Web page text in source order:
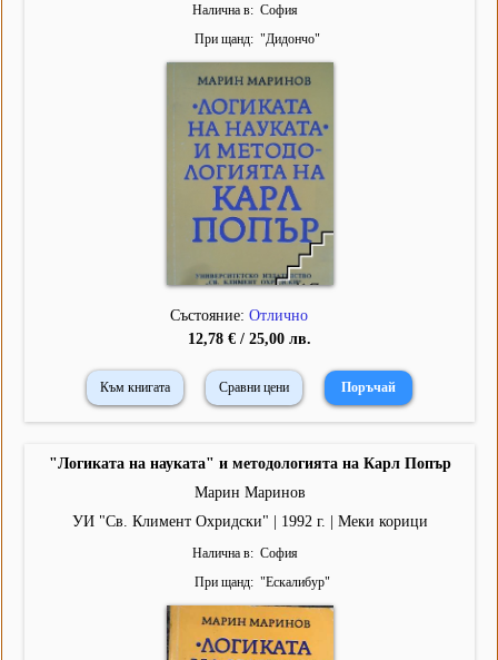
Налична в
София
При щанд
"Дидончо"
Състояние: Отлично
12,78 € / 25,00 лв.
Към книгата Сравни цени
"Логиката на науката" и методологията на Карл Попър
Марин Маринов
УИ "Св. Климент Охридски" | 1992 г. | Меки корици
Налична в
София
При щанд
"Ескалибур"